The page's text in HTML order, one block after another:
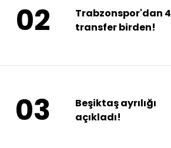
02
Trabzonspor'dan 4
transfer birden!
03
Beşiktaş ayrılığı
açıkladı!